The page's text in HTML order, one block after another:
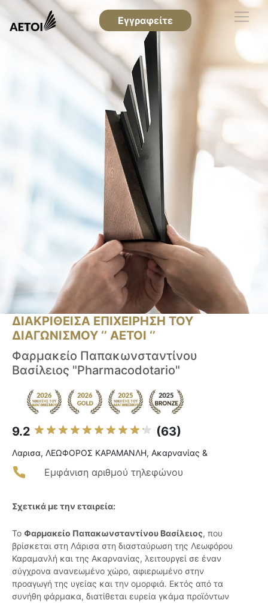
Εγγραφείτε
ΔΙΑΚΡΙΘΕΙΣΑ ΕΠΙΧΕΙΡΗΣΗ ΤΟΥ
ΔΙΑΓΩΝΙΣΜΟΥ ‘’ ΑΕΤΟΙ ‘’
Φαρμακείο Παπακωνσταντίνου
Βασίλειος "Pharmacodotario"
9.2 (63)
Λαρισα, ΛΕΩΦΟΡΟΣ ΚΑΡΑΜΑΝΛΗ, Ακαρνανίας &
Εμφάνιση αριθμού τηλεφώνου
Σχετικά με την εταιρεία:
Το Φαρμακείο Παπακωνσταντίνου Βασίλειος, που
βρίσκεται στη Λάρισα στη διασταύρωση της Λεωφόρου
Καραμανλή και της Ακαρνανίας, λειτουργεί σε έναν
σύγχρονα ανανεωμένο χώρο, αφιερωμένο στην
προαγωγή της υγείας και την ομορφιά. Εκτός από τα
συνήθη φάρμακα, διατίθεται ευρεία γκάμα προϊόντων